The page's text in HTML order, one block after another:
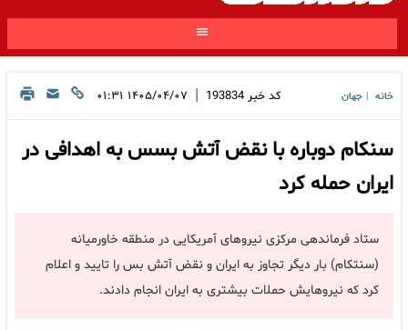
خانه جهان کد خبر 193834
| ۱۴۰۵/۰۴/۰۷ ۰۱:۳۱
سنکام دوباره با نقض آتش بسس به اهدافی در
ایران حمله کرد
ستاد فرماندهی مرکزی نیروهای آمریکایی در منطقه خاورمیانه
(سنتکام) بار دیگر تجاوز به ایران و نقض آتش بس را تایید و اعلام
کرد که نیروهایش حملات بیشتری به ایران انجام دادند.